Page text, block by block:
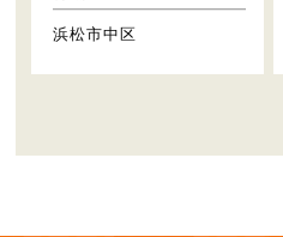
浜松市中区